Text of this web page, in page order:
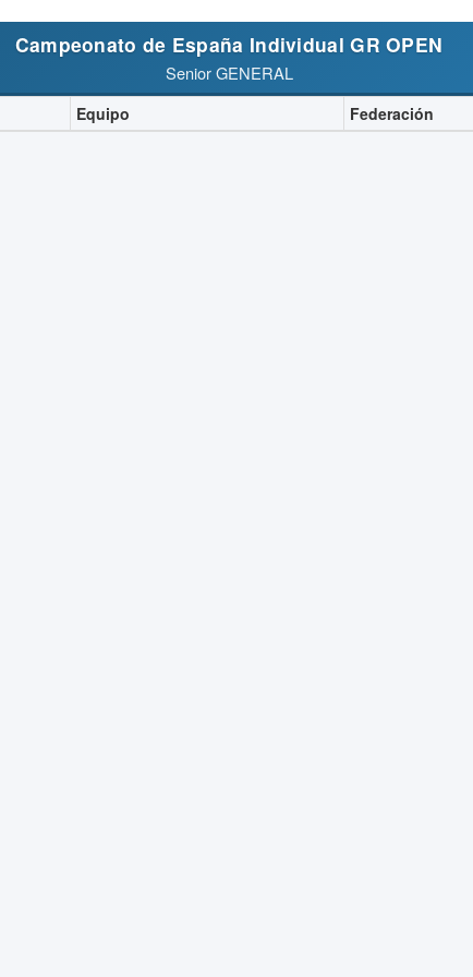
Campeonato de España Individual GR OPEN
Senior GENERAL
Equipo Federación